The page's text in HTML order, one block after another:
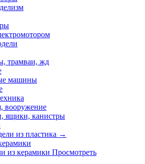
трамваи, жд
машины
вооружение
ящики, канистры
из пластика →
из керамики Просмотреть